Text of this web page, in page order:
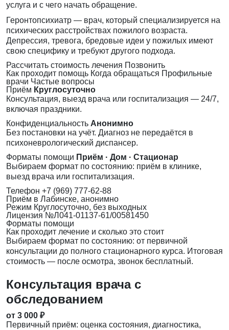
услуга и с чего начать обращение.
Геронтопсихиатр — врач, который специализируется на
психических расстройствах пожилого возраста.
Депрессия, тревога, бредовые идеи у пожилых имеют
свою специфику и требуют другого подхода.
Рассчитать стоимость лечения Позвонить
Как проходит помощь Когда обращаться Профильные
врачи Частые вопросы
Приём Круглосуточно
Консультация, выезд врача или госпитализация — 24/7,
включая праздники.
Конфиденциальность Анонимно
Без постановки на учёт. Диагноз не передаётся в
психоневрологический диспансер.
Форматы помощи Приём · Дом · Стационар
Выбираем формат по состоянию: приём в клинике,
выезд врача или госпитализация.
Телефон +7 (969) 777-62-88
Приём в Лабинске, анонимно
Режим Круглосуточно, без выходных
Лицензия №Л041-01137-61/00581450
Форматы помощи
Как проходит лечение и сколько это стоит
Выбираем формат по состоянию: от первичной
консультации до полного стационарного курса. Итоговая
стоимость — после осмотра, звонок бесплатный.
Консультация врача с
обследованием
от 3 000 ₽
Первичный приём: оценка состояния, диагностика,